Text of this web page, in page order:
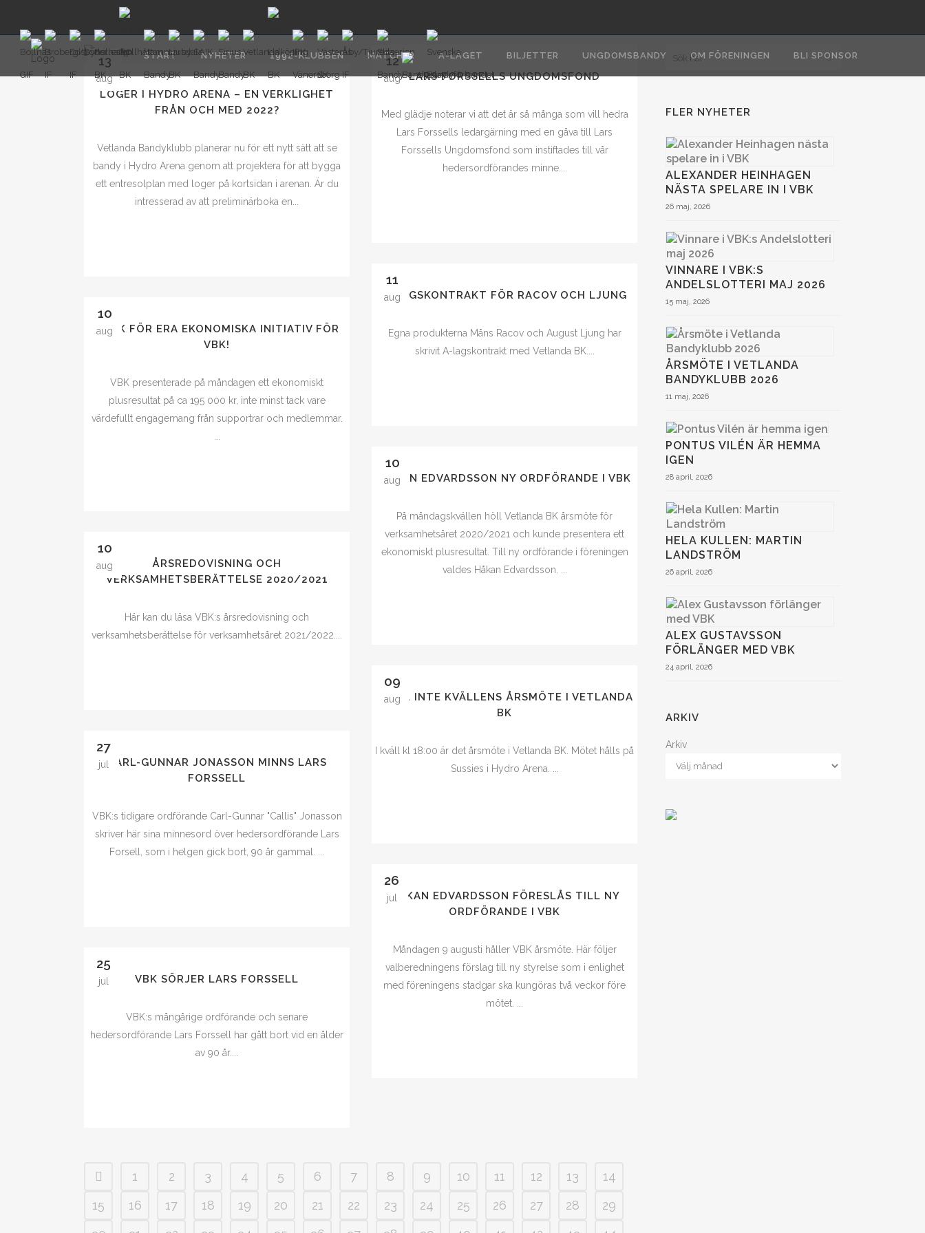
START NYHETER 1992-KLUBBEN MATCHER A-LAGET BILJETTER UNGDOMSBANDY OM FÖRENINGEN BLI SPONSOR
13
aug
LOGER I HYDRO ARENA – EN VERKLIGHET
FRÅN OCH MED 2022?
Vetlanda Bandyklubb planerar nu för ett nytt sätt att se
bandy i Hydro Arena genom att projektera för att bygga
ett entresolplan med loger på kortsidan i arenan. Är du
intresserad av att preliminärboka en...
12
aug LARS FORSSELLS UNGDOMSFOND
Med glädje noterar vi att det är så många som vill hedra
Lars Forssells ledargärning med en gåva till Lars
Forssells Ungdomsfond som instiftades till vår
hedersordförandes minne....
11
aug
A-LAGSKONTRAKT FÖR RACOV OCH LJUNG
Egna produkterna Måns Racov och August Ljung har
skrivit A-lagskontrakt med Vetlanda BK....
10
aug
TACK FÖR ERA EKONOMISKA INITIATIV FÖR
VBK!
VBK presenterade på måndagen ett ekonomiskt
plusresultat på ca 195 000 kr, inte minst tack vare
värdefullt engagemang från supportrar och medlemmar.
10
aug
HÅKAN EDVARDSSON NY ORDFÖRANDE I VBK
På måndagskvällen höll Vetlanda BK årsmöte för
verksamhetsåret 2020/2021 och kunde presentera ett
ekonomiskt plusresultat. Till ny ordförande i föreningen
valdes Håkan Edvardsson. ...
10
aug
ÅRSREDOVISNING OCH
VERKSAMHETSBERÄTTELSE 2020/2021
Här kan du läsa VBK:s årsredovisning och
verksamhetsberättelse för verksamhetsåret 2021/2022....
09
aug
MISSA INTE KVÄLLENS ÅRSMÖTE I VETLANDA
BK
I kväll kl 18:00 är det årsmöte i Vetlanda BK. Mötet hålls på
Sussies i Hydro Arena. ...
27
julCARL-GUNNAR JONASSON MINNS LARS
FORSSELL
VBK:s tidigare ordförande Carl-Gunnar "Callis" Jonasson
skriver här sina minnesord över hedersordförande Lars
Forsell, som i helgen gick bort, 90 år gammal. ...
26
julHÅKAN EDVARDSSON FÖRESLÅS TILL NY
ORDFÖRANDE I VBK
Måndagen 9 augusti håller VBK årsmöte. Här följer
valberedningens förslag till ny styrelse som i enlighet
med föreningens stadgar ska kungöras två veckor före
mötet. ...
25
jul VBK SÖRJER LARS FORSSELL
VBK:s mångårige ordförande och senare
hedersordförande Lars Forssell har gått bort vid en ålder
av 90 år....
1 2 3 4 5 6 7 8 9 10 11 12 13
14
15
16 17 18 19 20 21 22 23 24 25 26 27 28
29
FLER NYHETER
ALEXANDER HEINHAGEN
NÄSTA SPELARE IN I VBK
26 maj, 2026
VINNARE I VBK:S
ANDELSLOTTERI MAJ 2026
15 maj, 2026
ÅRSMÖTE I VETLANDA
BANDYKLUBB 2026
11 maj, 2026
PONTUS VILÉN ÄR HEMMA
IGEN
28 april, 2026
HELA KULLEN: MARTIN
LANDSTRÖM
26 april, 2026
ALEX GUSTAVSSON
FÖRLÄNGER MED VBK
24 april, 2026
ARKIV
Arkiv